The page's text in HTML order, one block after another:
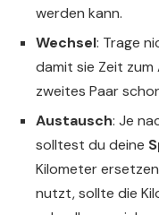
werden kann.
Wechsel: Trage
damit sie Zeit zum
zweites Paar
Austausch: Je
solltest du deine
Kilometer
nutzt, sollte die